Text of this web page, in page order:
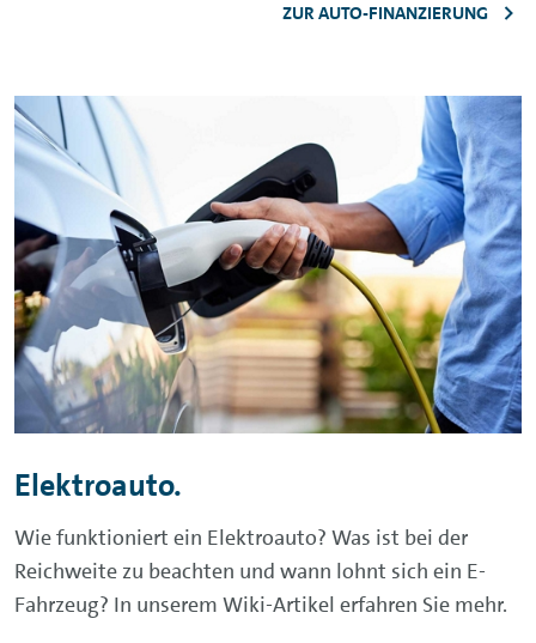
ZUR AUTO-FINANZIERUNG
Elektroauto.
Wie funktioniert ein Elektroauto? Was ist bei der
Reichweite zu beachten und wann lohnt sich ein E-
Fahrzeug? In unserem Wiki-Artikel erfahren Sie mehr.